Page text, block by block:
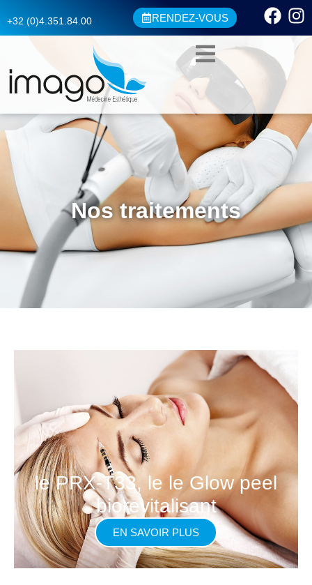
+32 (0)4.351.84.00 RENDEZ-VOUS
Nos traitements
le PRX-T33, le le Glow peel
biorevitalisant
EN SAVOIR PLUS